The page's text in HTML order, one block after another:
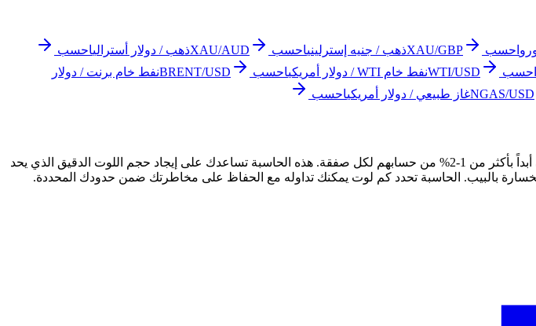
احسب XAU/GBPذهب / جنيه إسترلينياحسب XAU/AUDذهب / دولار أسترالياحسب
احسب WTI/USDنفط خام WTI / دولار أمريكي احسب BRENT/USDنفط خام برنت / دولار
NGAS/USDغاز طبيعي / دولار أمريكياحسب
حجم اللوت يحدد حجم صفقتك ويؤثر مباشرة على تعرضك للمخاطر. المتداولون المحترفون لا يخاطرون أبداً بأكثر من 1-2% من حسابهم لكل صفقة. هذه الحاسبة تساعدك على إيجاد حجم اللوت الدقيق الذي يحد
بالبيب. الحاسبة تحدد كم لوت يمكنك تداوله مع الحفاظ على مخاطرتك ضمن حدودك المحددة.